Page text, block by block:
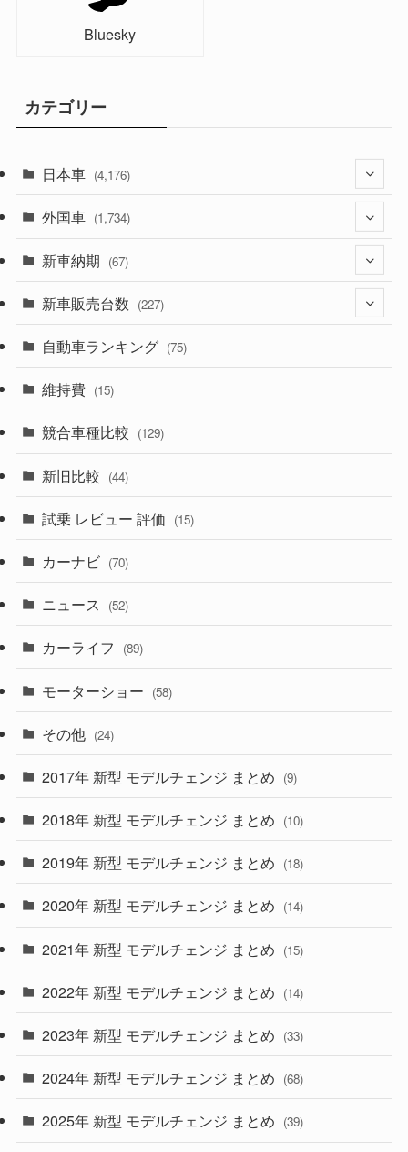
Bluesky
カテゴリー
日本車 (4,176)
(1,322)
(330)
(357)
(328)
(230)
(253)
外国車 (1,734)
(242)
(85)
(84)
(14)
(222)
(50)
(43)
(6)
(9)
(4)
(30)
(27)
(58)
(28)
(27)
(26)
(33)
(10)
(35)
(10)
(9)
(22)
(4)
(9)
新車納期 (67)
(28)
(8)
(3)
(3)
(5)
(1)
新車販売台数 (227)
(21)
(5)
(7)
(5)
自動車ランキング (75)
維持費 (15)
競合車種比較 (129)
新旧比較 (44)
試乗 レビュー 評価 (15)
カーナビ (70)
ニュース (52)
カーライフ (89)
モーターショー (58)
その他 (24)
2017年 新型 モデルチェンジ まとめ (9)
2018年 新型 モデルチェンジ まとめ (10)
2019年 新型 モデルチェンジ まとめ (18)
2020年 新型 モデルチェンジ まとめ (14)
2021年 新型 モデルチェンジ まとめ (15)
2022年 新型 モデルチェンジ まとめ (14)
2023年 新型 モデルチェンジ まとめ (33)
2024年 新型 モデルチェンジ まとめ (68)
2025年 新型 モデルチェンジ まとめ (39)